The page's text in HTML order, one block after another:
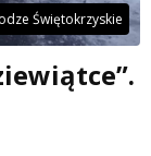
Świętokrzyskie